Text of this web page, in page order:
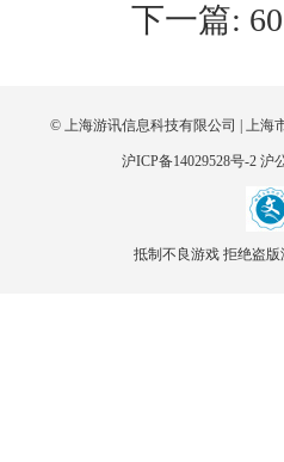
下一篇:
© 上海游讯信息科技有限公司 | 上
沪ICP备14029528号-2 沪
抵制不良游戏 拒绝盗